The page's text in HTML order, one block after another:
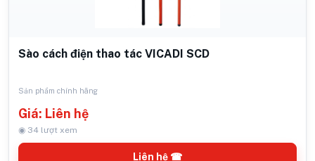
Sào cách điện thao tác VICADI SCD
Sản phẩm chính hãng
Giá: Liên hệ
◉ 34 lượt xem
Liên hệ ☎